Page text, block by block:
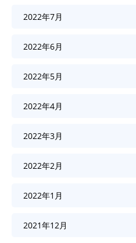
2022年7月
2022年6月
2022年5月
2022年4月
2022年3月
2022年2月
2022年1月
2021年12月